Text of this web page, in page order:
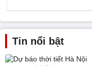
Tin nổi bật